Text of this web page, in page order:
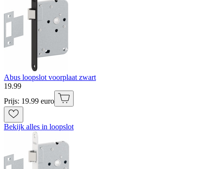
Abus loopslot voorplaat zwart
19.99
Prijs: 19.99 euro
Bekijk alles in loopslot